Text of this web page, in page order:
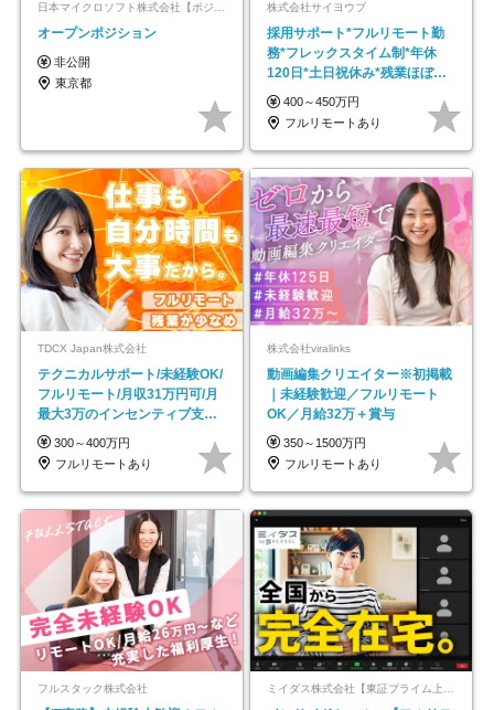
日本マイクロソフト株式会社【ポジションマッチ登録】
オープンポジション
非公開
東京都
株式会社サイヨウブ
採用サポート*フルリモート勤
務*フレックスタイム制*年休
120日*土日祝休み*残業ほぼな
し*育児中社員8割以上
400～450万円
フルリモートあり
TDCX Japan株式会社
テクニカルサポート/未経験OK/
フルリモート/月収31万円可/月
最大3万のインセンティブ支給/
平均年齢33歳
300～400万円
フルリモートあり
株式会社viralinks
動画編集クリエイター※初掲載
｜未経験歓迎／フルリモート
OK／月給32万＋賞与
350～1500万円
フルリモートあり
フルスタック株式会社 ミイダス株式会社【東証プライム上場パーソルグループ】